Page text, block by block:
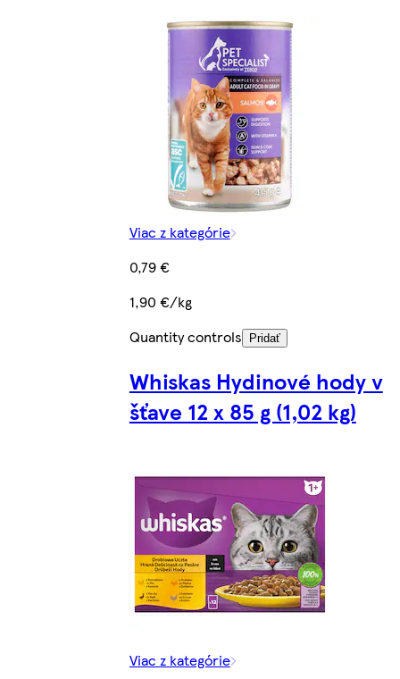
Viac z kategórie
0,79 €
1,90 €/kg
Quantity controls
Pridať
Whiskas Hydinové hody v
šťave 12 x 85 g (1,02 kg)
Viac z kategórie